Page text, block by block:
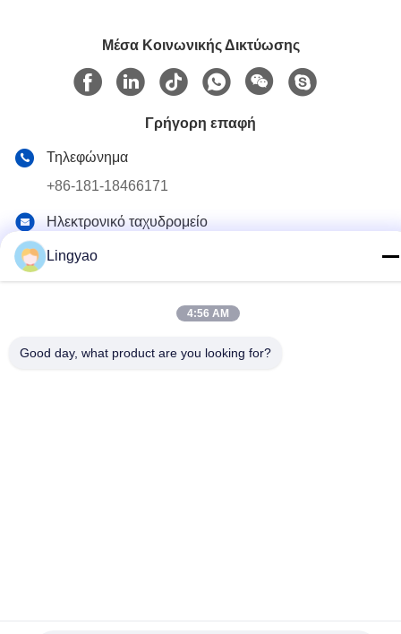
Μέσα Κοινωνικής Δικτύωσης
Γρήγορη επαφή
Τηλεφώνημα
+86-181-18466171
Ηλεκτρονικό ταχυδρομείο
sale2@szlysb.com.cn
Διεύθυνση
Οδός Zhujia αριθ. 115, πόλη Lujia,Kunshan, επαρχία
Lingyao
4:56 AM
Good day, what product are you looking for?